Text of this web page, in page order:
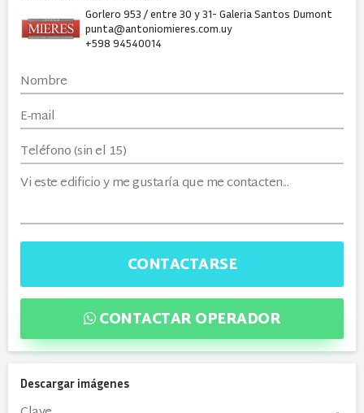
Gorlero 953 / entre 30 y 31- Galeria Santos Dumont
punta@antoniomieres.com.uy
+598 94540014
CONTACTARSE
CONTACTAR OPERADOR
Descargar imágenes